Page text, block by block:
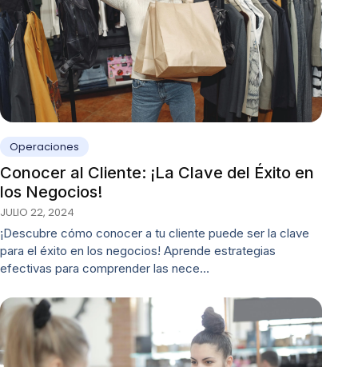
Operaciones
Conocer al Cliente: ¡La Clave del Éxito en
los Negocios!
JULIO 22, 2024
¡Descubre cómo conocer a tu cliente puede ser la clave
para el éxito en los negocios! Aprende estrategias
efectivas para comprender las nece…